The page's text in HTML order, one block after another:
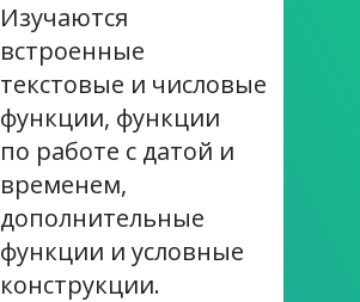
Изучаются
встроенные
текстовые и числовые
функции, функции
по работе с датой и
временем,
дополнительные
функции и условные
конструкции.